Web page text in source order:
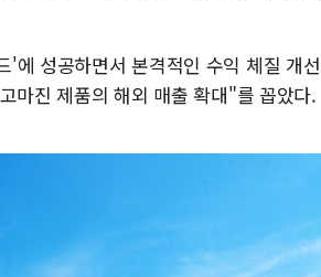
에 성공하면서 본격적인 수익 체질 개
마진 제품의 해외 매출 확대"를 꼽았다.